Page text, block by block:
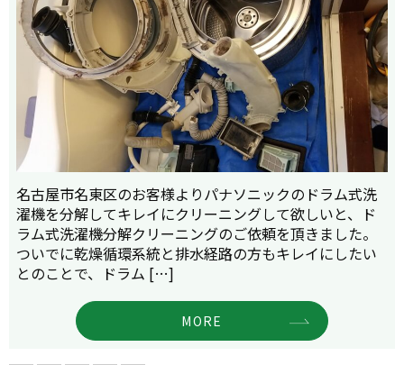
名古屋市名東区のお客様よりパナソニックのドラム式洗
濯機を分解してキレイにクリーニングして欲しいと、ド
ラム式洗濯機分解クリーニングのご依頼を頂きました。
ついでに乾燥循環系統と排水経路の方もキレイにしたい
とのことで、ドラム […]
MORE